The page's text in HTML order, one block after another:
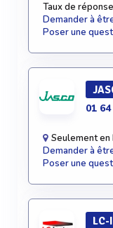
Taux de
Demander à
Poser une
01
Seulement en
Demander à
Poser une
LC-